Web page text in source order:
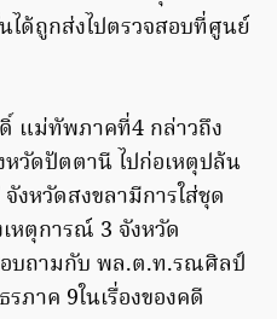
ด้ถูกส่งไปตรวจสอบที่ศูนย์
แม่ทัพภาคที่4 กล่าวถึง
วัดปัตตานี ไปก่อเหตุปล้น
งหวัดสงขลามีการใส่ชุด
หตุการณ์ 3 จังหวัด
อบถามกับ พล.ต.ท.รณศิลป์
ภาค 9ในเรื่องของคดี